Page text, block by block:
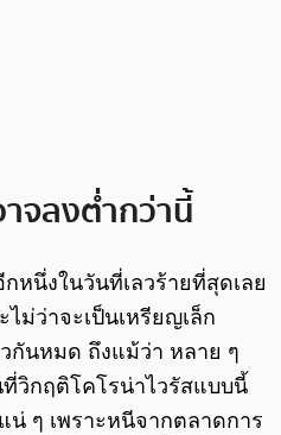
จลงต่ำกว่านี้
หนึ่งในวันที่เลวร้ายที่สุดเลย
ไม่ว่าจะเป็นเหรียญเล็ก
กันหมด ถึงแม้ว่า หลาย ๆ
วิกฤติโคโรน่าไวรัสแบบนี้
ๆ เพราะหนีจากตลาดการ